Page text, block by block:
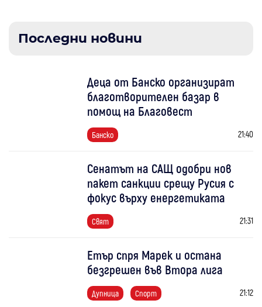
Последни новини
Деца от Банско организират
благотворителен базар в
помощ на Благовест
Банско 21:40
Сенатът на САЩ одобри нов
пакет санкции срещу Русия с
фокус върху енергетиката
Свят 21:31
Етър спря Марек и остана
безгрешен във Втора лига
Дупница Спорт 21:12